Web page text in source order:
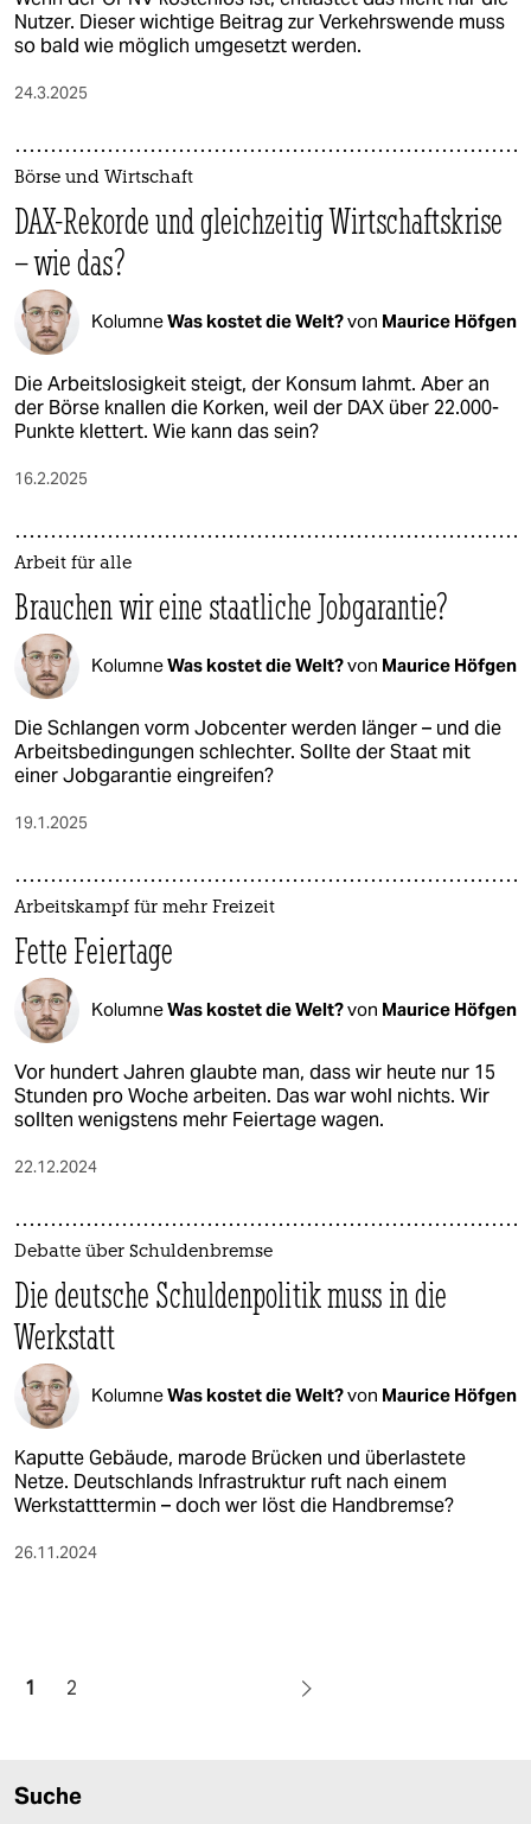
Nutzer. Dieser wichtige Beitrag zur Verkehrswende muss
so bald wie möglich umgesetzt werden.
24.3.2025
Börse und Wirtschaft
DAX-Rekorde und gleichzeitig Wirtschaftskrise
– wie das?
KolumneWas kostet die Welt?von Maurice Höfgen
Die Arbeitslosigkeit steigt, der Konsum lahmt. Aber an
der Börse knallen die Korken, weil der DAX über 22.000-
Punkte klettert. Wie kann das sein?
16.2.2025
Arbeit für alle
Brauchen wir eine staatliche Jobgarantie?
KolumneWas kostet die Welt?von Maurice Höfgen
Die Schlangen vorm Jobcenter werden länger – und die
Arbeitsbedingungen schlechter. Sollte der Staat mit
einer Jobgarantie eingreifen?
19.1.2025
Arbeitskampf für mehr Freizeit
Fette Feiertage
KolumneWas kostet die Welt?von Maurice Höfgen
Vor hundert Jahren glaubte man, dass wir heute nur 15
Stunden pro Woche arbeiten. Das war wohl nichts. Wir
sollten wenigstens mehr Feiertage wagen.
22.12.2024
Debatte über Schuldenbremse
Die deutsche Schuldenpolitik muss in die
Werkstatt
KolumneWas kostet die Welt?von Maurice Höfgen
Kaputte Gebäude, marode Brücken und überlastete
Netze. Deutschlands Infrastruktur ruft nach einem
Werkstatttermin – doch wer löst die Handbremse?
26.11.2024
1 2
Suche